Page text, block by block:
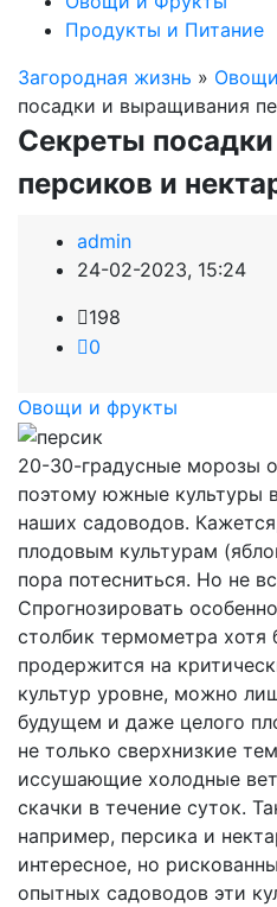
Продукты и Питание
Загородная жизнь »
посадки и выращивания
Секреты
персиков и
admin
24-02-2023, 15:24
198
0
Овощи и фрукты
20-30-градусные морозы
поэтому южные культуры
наших садоводов.
плодовым культурам
пора потесниться. Но не
Спрогнозировать
столбик термометра хотя
продержится на
культур уровне, можно
будущем и даже целого
не только сверхнизкие
иссушающие холодные
скачки в течение суток.
например, персика и
интересное, но
опытных садоводов эти